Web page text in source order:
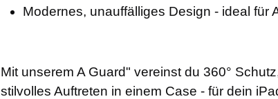
Modernes, unauffälliges Design - ideal für
Mit unserem A Guard" vereinst du 360°
stilvolles Auftreten in einem Case - für dein